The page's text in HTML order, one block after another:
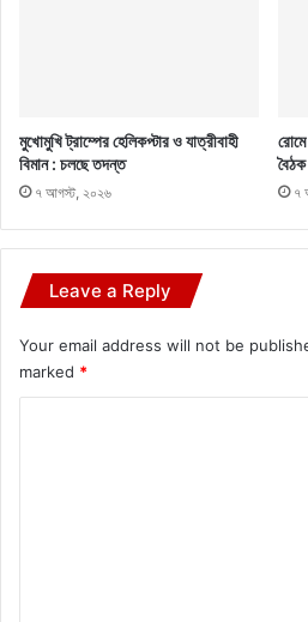
মুখোমুখি ট্রাম্পের হেলিকপ্টার ও যাত্রীবাহী
বিমান : চলছে তদন্ত
৭ আগস্ট, ২০২৬
বৈঠক
৭
Leave a Reply
Your email address will not be
marked *